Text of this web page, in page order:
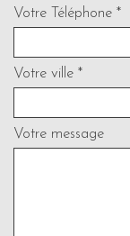
Votre Téléphone *
Votre ville *
Votre message